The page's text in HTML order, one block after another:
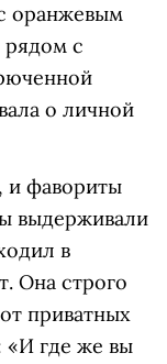
оранжевым
рядом с
о личной
и фавориты
выдерживали
в
Она строго
приватных
«И где же вы